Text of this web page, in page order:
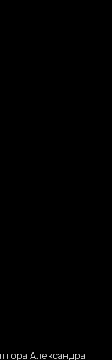
Александра